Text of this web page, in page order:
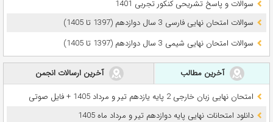
سوالات و پاسخ تشریحی کنکور تجربی 1401
سوالات امتحان نهایی فارسی 3 سال دوازدهم (1397 تا 1405)
سوالات امتحان نهایی شیمی 3 سال دوازدهم (1397 تا 1405)
آخرین مطالب
آخرین ارسالات انجمن
امتحان نهایی زبان خارجی 2 پایه یازدهم تیر و مرداد 1405 + فایل صوتی
دانلود امتحانات نهایی پایه دوازدهم تیر و مرداد ماه 1405